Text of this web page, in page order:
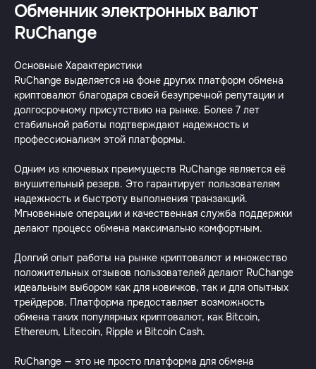
Обменник электронных валют
RuChange
Основные Характеристики
RuChange выделяется на фоне других платформ обмена
криптовалют благодаря своей безупречной репутации и
долгосрочному присутствию на рынке. Более 7 лет
стабильной работы подтверждают надежность и
профессионализм этой платформы.
Одним из ключевых преимуществ RuChange является её
внушительный резерв. Это гарантирует пользователям
надежность и быстроту выполнения транзакций.
Мгновенные операции и качественная служба поддержки
делают процесс обмена максимально комфортным.
Долгий опыт работы на рынке криптовалют и множество
положительных отзывов пользователей делают RuChange
идеальным выбором как для новичков, так и для опытных
трейдеров. Платформа предоставляет возможность
обмена таких популярных криптовалют, как Bitcoin,
Ethereum, Litecoin, Ripple и Bitcoin Cash.
RuChange — это не просто платформа для обмена